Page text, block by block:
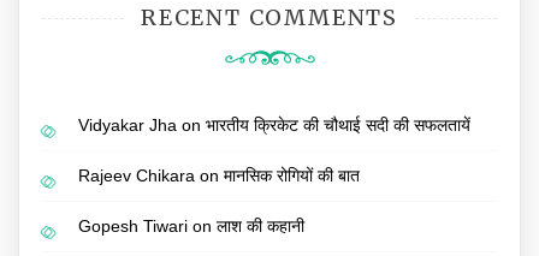
RECENT COMMENTS
Vidyakar Jha on भारतीय क्रिकेट की चौथाई सदी की सफलतायें
Rajeev Chikara on मानसिक रोगियों की बात
Gopesh Tiwari on लाश की कहानी